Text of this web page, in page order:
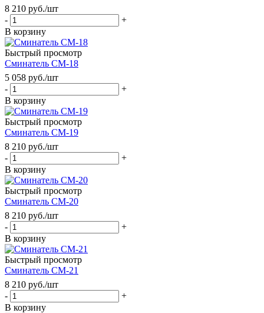
8 210 руб./шт
-
+
В корзину
Быстрый просмотр
Сминатель СМ-18
5 058 руб./шт
-
+
В корзину
Быстрый просмотр
Сминатель СМ-19
8 210 руб./шт
-
+
В корзину
Быстрый просмотр
Сминатель СМ-20
8 210 руб./шт
-
+
В корзину
Быстрый просмотр
Сминатель СМ-21
8 210 руб./шт
-
+
В корзину